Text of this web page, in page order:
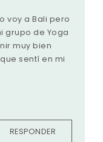
voy a Bali pero
grupo de Yoga
muy bien
sentí en mi
RESPONDER